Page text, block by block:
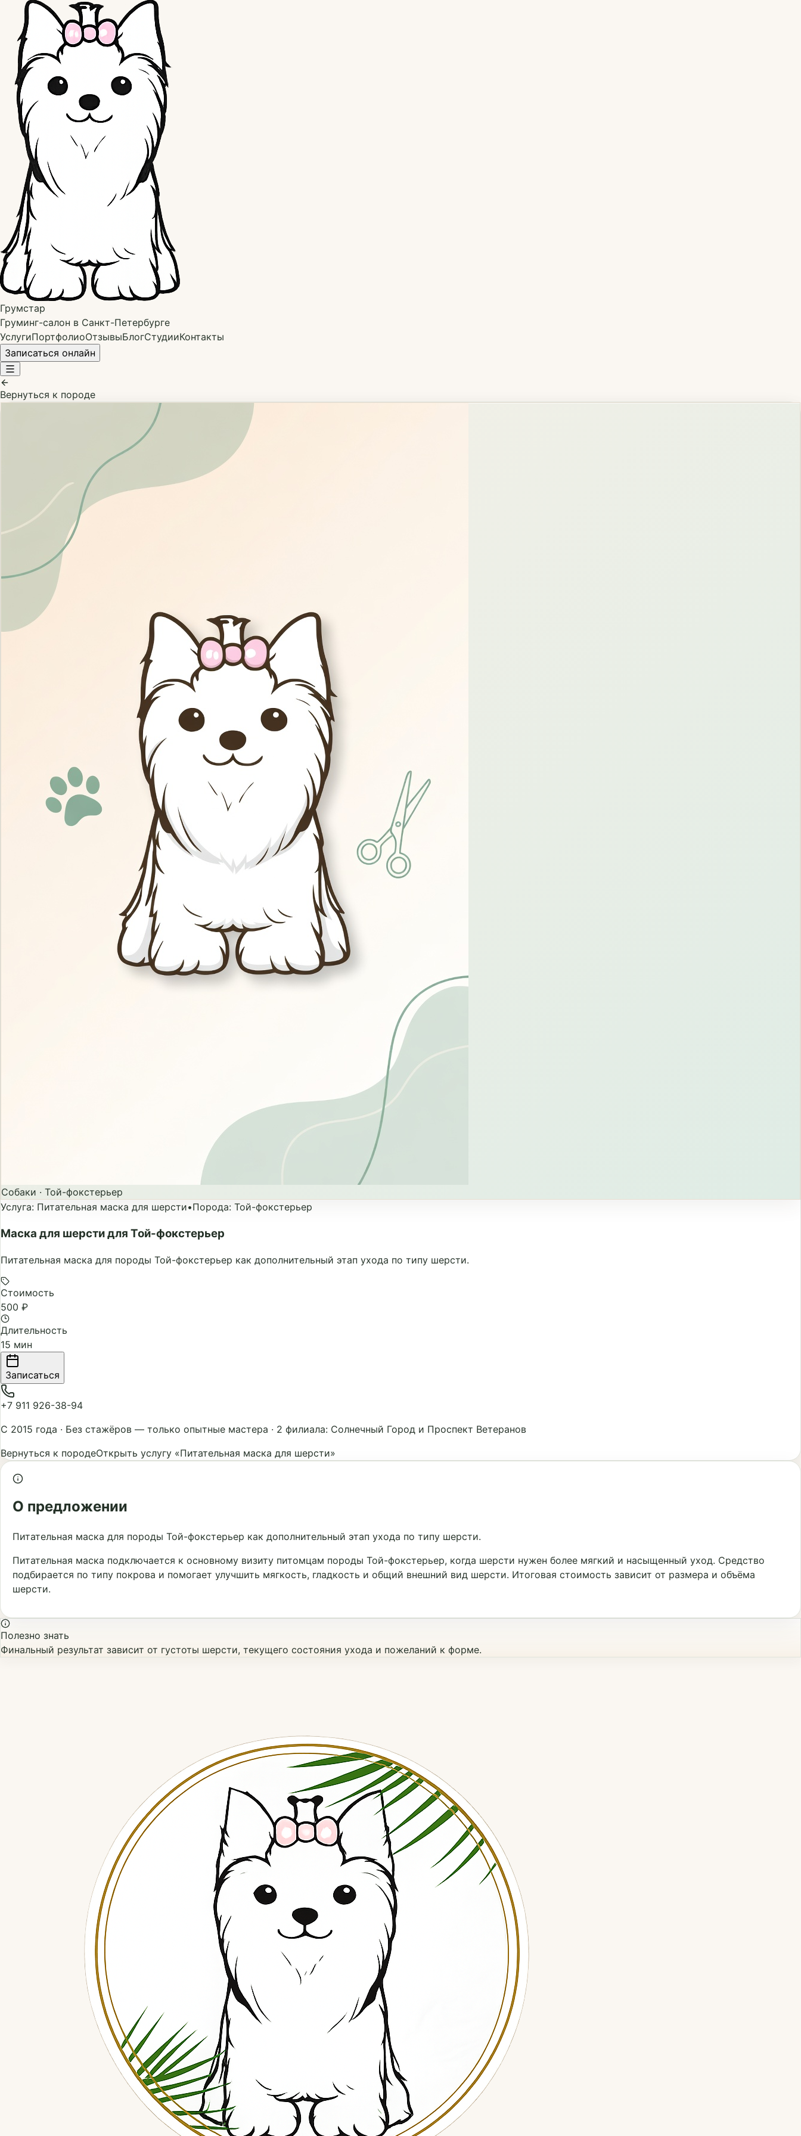
Грумстар
Груминг-салон в Санкт-Петербурге
УслугиПортфолиоОтзывыБлогСтудииКонтакты
Записаться онлайн
Вернуться к породе
Собаки · Той-фокстерьер
Услуга: Питательная маска для шерсти•Порода: Той-фокстерьер
Маска для шерсти для Той-фокстерьер
Питательная маска для породы Той-фокстерьер как дополнительный этап ухода по типу шерсти.
Стоимость
500 ₽
Длительность
15 мин
Записаться
+7 911 926-38-94
С 2015 года · Без стажёров — только опытные мастера · 2 филиала: Солнечный Город и Проспект Ветеранов
Вернуться к породеОткрыть услугу «Питательная маска для шерсти»
О предложении
Питательная маска для породы Той-фокстерьер как дополнительный этап ухода по типу шерсти.
Питательная маска подключается к основному визиту питомцам породы Той-фокстерьер, когда шерсти нужен более мягкий и насыщенный уход. Средство
подбирается по типу покрова и помогает улучшить мягкость, гладкость и общий внешний вид шерсти. Итоговая стоимость зависит от размера и объёма
шерсти.
Полезно знать
Финальный результат зависит от густоты шерсти, текущего состояния ухода и пожеланий к форме.